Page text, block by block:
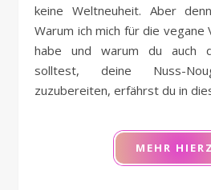
keine Weltneuheit. Aber
Warum ich mich für die vegane
habe und warum du auch
solltest, deine Nuss-
zuzubereiten, erfährst du in
MEHR